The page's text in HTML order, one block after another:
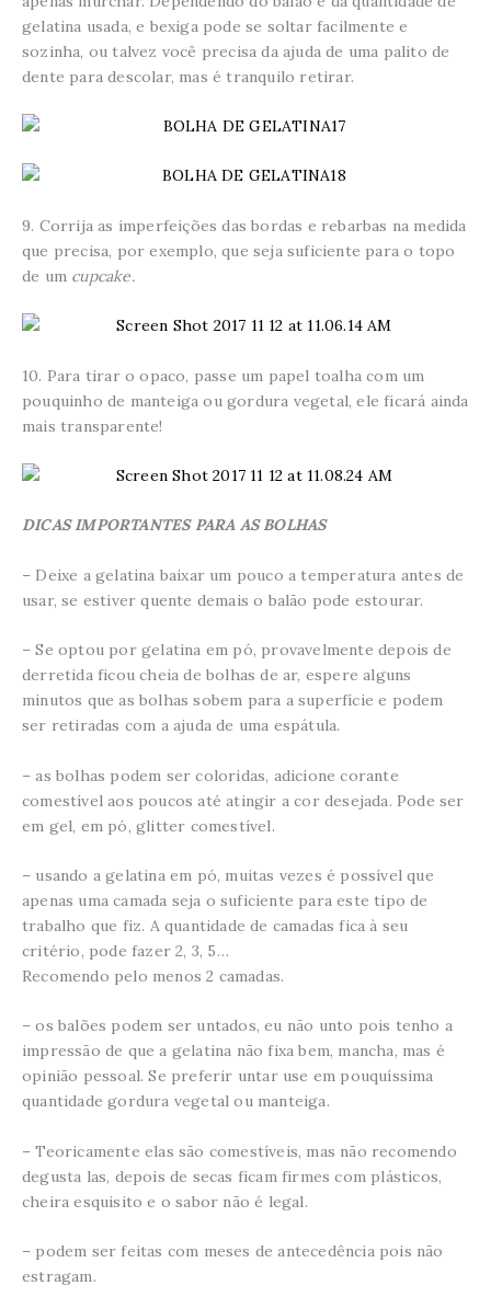
gelatina usada, e bexiga pode se soltar facilmente e
sozinha, ou talvez você precisa da ajuda de uma palito de
dente para descolar, mas é tranquilo retirar.
9. Corrija as imperfeições das bordas e rebarbas na medida
que precisa, por exemplo, que seja suficiente para o topo
de um cupcake.
10. Para tirar o opaco, passe um papel toalha com um
pouquinho de manteiga ou gordura vegetal, ele ficará ainda
mais transparente!
DICAS IMPORTANTES PARA AS BOLHAS
– Deixe a gelatina baixar um pouco a temperatura antes de
usar, se estiver quente demais o balão pode estourar.
– Se optou por gelatina em pó, provavelmente depois de
derretida ficou cheia de bolhas de ar, espere alguns
minutos que as bolhas sobem para a superfície e podem
ser retiradas com a ajuda de uma espátula.
– as bolhas podem ser coloridas, adicione corante
comestível aos poucos até atingir a cor desejada. Pode ser
em gel, em pó, glitter comestível.
– usando a gelatina em pó, muitas vezes é possível que
apenas uma camada seja o suficiente para este tipo de
trabalho que fiz. A quantidade de camadas fica à seu
critério, pode fazer 2, 3, 5…
Recomendo pelo menos 2 camadas.
– os balões podem ser untados, eu não unto pois tenho a
impressão de que a gelatina não fixa bem, mancha, mas é
opinião pessoal. Se preferir untar use em pouquíssima
quantidade gordura vegetal ou manteiga.
– Teoricamente elas são comestíveis, mas não recomendo
degusta las, depois de secas ficam firmes com plásticos,
cheira esquisito e o sabor não é legal.
– podem ser feitas com meses de antecedência pois não
estragam.